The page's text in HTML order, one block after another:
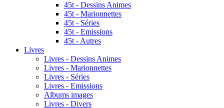
45t - Dessins Animes
45t - Marionnettes
45t - Séries
45t - Emissions
45t - Autres
Livres
Livres - Dessins Animes
Livres - Marionnettes
Livres - Séries
Livres - Emissions
Albums images
Livres - Divers